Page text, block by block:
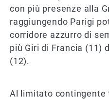
con più presenze alla
raggiungendo Parigi
corridore azzurro di
più Giri di Francia (11)
(12).
Al limitato contingente